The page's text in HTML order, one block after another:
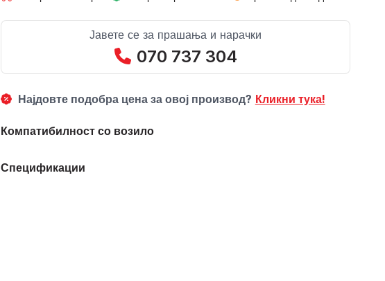
Јавете се за прашања и нарачки
070 737 304
Најдовте подобра цена за овој производ? Кликни тука!
Компатибилност со возило
Спецификации